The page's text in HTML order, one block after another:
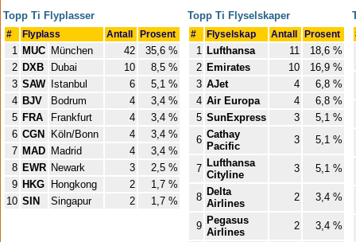
Topp Ti Flyplasser
# Flyplass Antall Prosent
1 MUC München 42
35,6 %
2 DXB Dubai 10
8,5 %
3 SAW Istanbul 6
5,1 %
4 BJV Bodrum 4
3,4 %
5 FRA Frankfurt 4
3,4 %
6 CGN Köln/Bonn 4
3,4 %
7 MAD Madrid 4
3,4 %
8 EWR Newark 3
2,5 %
9 HKG Hongkong 2
1,7 %
10 SIN Singapur 2 1,7 %
Topp Ti Flyselskaper
# Flyselskap Antall Prosent
1 Lufthansa 11
18,6 %
2 Emirates 10
16,9 %
3 AJet 4
6,8 %
4 Air Europa 4
6,8 %
5 SunExpress 3
5,1 %
6 Cathay
Pacific
3 5,1 %
7 Lufthansa
Cityline
3 5,1 %
8 Delta
Airlines
2 3,4 %
9 Pegasus
Airlines
2
3,4 %